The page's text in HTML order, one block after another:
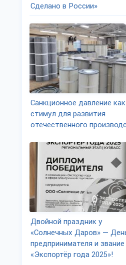
Сделано в России»
Санкционное давление как
стимул для развития
отечественного
Двойной праздник у
«Солнечных Даров» —
предпринимателя и звание
«Экспортёр года 2025»!